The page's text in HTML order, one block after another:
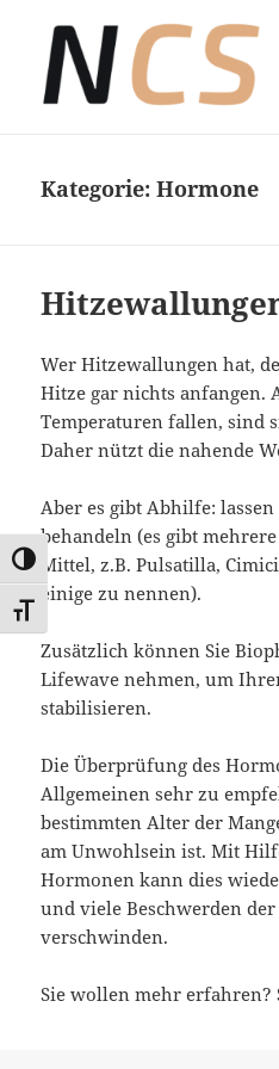
UMSCHALTEN AUF HOHE
SCHRIFT VERGRÖSSERN
Kategorie:Hormone
Wer Hitzewallungen hat,
Hitze gar nichts anfangen.
Temperaturen fallen, sind
Daher nützt die nahende
Aber es gibt Abhilfe:
behandeln (es gibt
Mittel, z.B. Pulsatilla,
einige zu nennen).
Zusätzlich können Sie
Lifewave nehmen, um
stabilisieren.
Die Überprüfung des
Allgemeinen sehr zu
bestimmten Alter der
am Unwohlsein ist. Mit
Hormonen kann dies
und viele Beschwerden
verschwinden.
Sie wollen mehr erfahren?